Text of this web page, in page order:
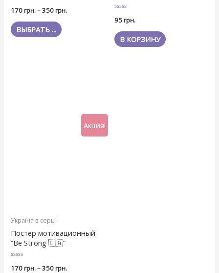
0
5
170грн.–350грн.
ВЫБРАТЬ ...
0
5
95грн.
В КОРЗИНУ
Акция!
Україна в серці
Постер мотивационный
“Be Strong 🇺🇦”
0
170грн.–350грн.